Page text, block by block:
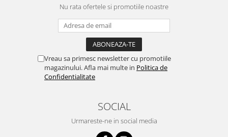
Nu rata ofertele si promotiile noastre
Vreau sa primesc newsletter cu promotiile
magazinului. Afla mai multe in Politica de
Confidentialitate
SOCIAL
Urmareste-ne in social media